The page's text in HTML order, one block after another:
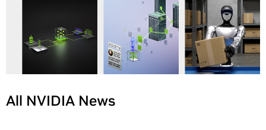
All NVIDIA News